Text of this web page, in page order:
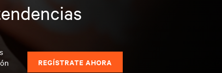
REGÍSTRATE AHORA